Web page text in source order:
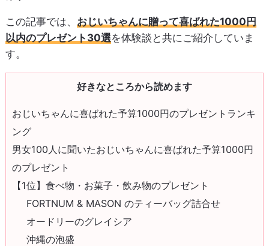
この記事では、 おじいちゃんに贈って喜ばれた1000円
以内のプレゼント30選を体験談と共にご紹介していま
す。
好きなところから読めます
おじいちゃんに喜ばれた予算1000円のプレゼントランキ
ング
男女100人に聞いたおじいちゃんに喜ばれた予算1000円
のプレゼント
【1位】食べ物・お菓子・飲み物のプレゼント
FORTNUM & MASON のティーバッグ詰合せ
オードリーのグレイシア
沖縄の泡盛